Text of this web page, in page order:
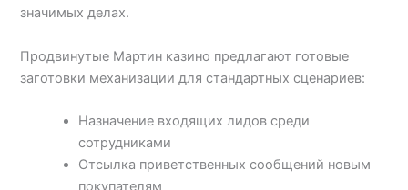
значимых делах.
Продвинутые Мартин казино предлагают готовые
заготовки механизации для стандартных сценариев:
Назначение входящих лидов среди
сотрудниками
Отсылка приветственных сообщений новым
покупателям